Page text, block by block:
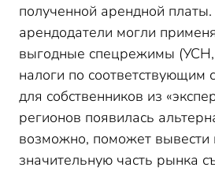
полученной арендной
арендодатели могли
выгодные спецрежимы (УСН,
налоги по соответствующим
для собственников из
регионов появилась
возможно, поможет вывести
значительную часть рынка